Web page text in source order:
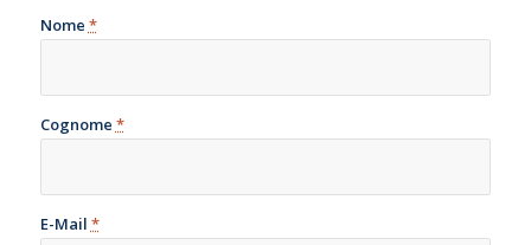
Nome *
Cognome *
E-Mail *